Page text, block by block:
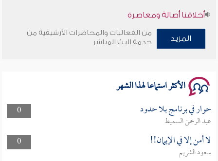
أخلاقنا أصالة ومعاصرة
وأمنهم من خوف 9
المزيد
من الفعاليات والمحاضرات الأرشيفية من
خدمة البث المباشر
الأكثر استماعا لهذا الشهر
0 حوار في برنامج بلا حدود
عبد الرحمن السميط
0
لا أمن إلا في الإيمان!!
سعود الشريم